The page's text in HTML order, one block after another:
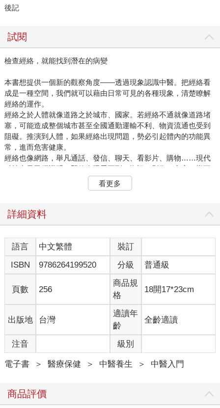
後記
試閱
檢查經絡，就能找到潛在的病變
本書想提供一個新的觀察角度——透過現象認識中醫。把經絡看
成是一種空間，我們就可以藉由日常可見的各種現象，清楚瞭解
經絡的運作。
經絡之於人體就像道路之於城市、國家。若經絡不通就像道路堵
塞，可能造成整個城市甚至全國通勤運輸不利、物資流通也受到
阻礙。推演到人體，如果經絡出現問題，勢必引起體內的功能異
常，進而危害健康。
經絡也像網路，舉凡通話、發信、聊天、看影片、購物……現代
科技力量已經證明，即使肉眼看不到，資訊、影像、文字一樣可
以被傳遞。經絡也是類似的道理。比方說按揉昆侖穴，可能瞬間
緩解午後發作的後頭痛，昆侖穴位於足部卻能快速緩解頭部的疼
經絡也像河道，河道暢通，河水就能夠灌溉下游的良田，使地區
既然經絡像道路、網路、河道，那麼保持經絡的暢通，就能讓身
體維持在健康的狀態。所謂「通則不痛，痛則不通」，我們只要
檢查經絡是否有疼痛、有堵塞，就可以判斷身體是否健康，這正
是自我體檢審微恙。
舉例來說，胃部若有潛在病變，平常可能完全沒有不適感，但敲
打大腿中線（胃經的路徑，圖13）時，多數人在腹股溝中線下方3
指寬（2寸）（圖14）的地方，會找到壓痛點，這個壓痛點就顯示
胃經在此處有堵塞。如果不導引經氣，我們永遠不會發現這裡的
異常反應，而這種反應可以作為「未病先決」的證據，讓我們及
時發現胃部的隱患。
在肺出問題的最早期，常見的徵兆之一是，每天在凌晨3～5點會
固定醒來，5點過後才能再度入睡，而且幾乎天天如此。若這種情
看更多
詳細資料
語言 中文繁體
裝訂
ISBN
9786264199520 分級 普通級
頁數 256
商品規
格
18開17*23cm
出版地 台灣
適讀年
齡
全齡適讀
注音 級別
電子書 ＞ 醫療保健 ＞ 中醫養生 ＞ 中醫入門
商品評價